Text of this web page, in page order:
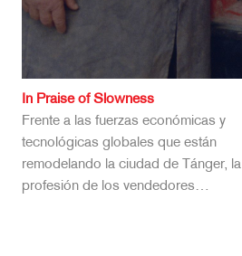
In Praise of Slowness
Frente a las fuerzas económicas y
tecnológicas globales que están
remodelando la ciudad de Tánger, la
profesión de los vendedores…